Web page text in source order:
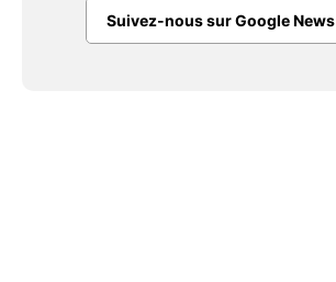
Suivez-nous sur Google News